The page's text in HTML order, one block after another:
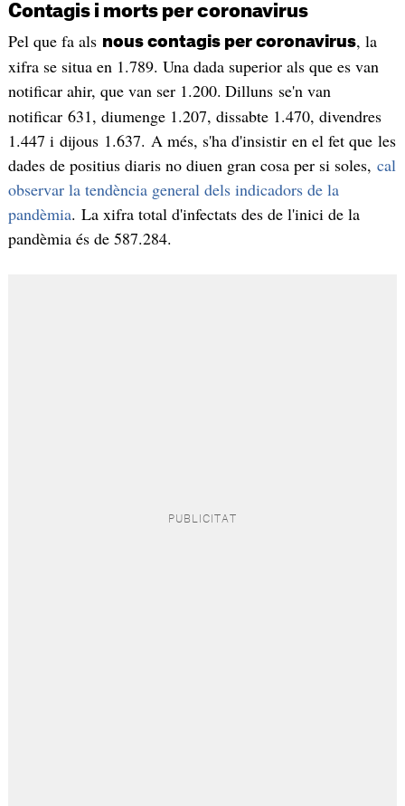
Contagis i morts per coronavirus
Pel que fa als nous contagis per coronavirus, la
xifra se situa en 1.789. Una dada superior als que es van
notificar ahir, que van ser 1.200. Dilluns se'n van
notificar 631, diumenge 1.207, dissabte 1.470, divendres
1.447 i dijous 1.637. A més, s'ha d'insistir en el fet que les
dades de positius diaris no diuen gran cosa per si soles, cal
observar la tendència general dels indicadors de la
pandèmia. La xifra total d'infectats des de l'inici de la
pandèmia és de 587.284.